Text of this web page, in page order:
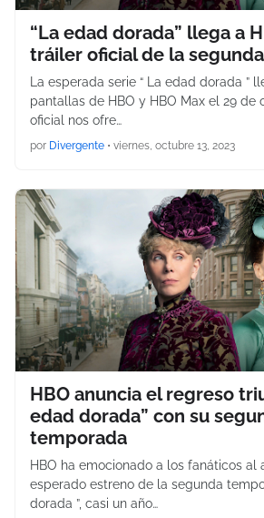
“La edad dorada” llega a
tráiler oficial de la
La esperada serie “ La edad dorada ”
pantallas de HBO y HBO Max el 29 de
oficial nos ofre…
por Divergente • viernes, octubre 13, 2023
HBO anuncia el regreso
edad dorada” con su
temporada
HBO ha emocionado a los fanáticos al
esperado estreno de la segunda
dorada ”, casi un año…